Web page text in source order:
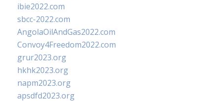
ibie2022.com
sbcc-2022.com
AngolaOilAndGas2022.com
Convoy4Freedom2022.com
grur2023.org
hkhk2023.org
napm2023.org
apsdfd2023.org